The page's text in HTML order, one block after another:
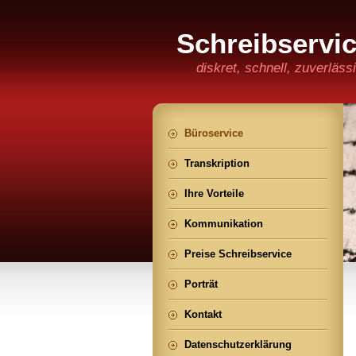
diskret, schnell,
Büroservice
Transkription
Ihre Vorteile
Kommunikation
Preise Schreibservice
Porträt
Kontakt
Datenschutzerklärung